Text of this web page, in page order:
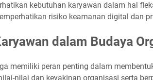
kebutuhan karyawan dalam hal
risiko keamanan digital dan
dalam Budaya
memiliki peran penting dalam
nilai dan keyakinan organisasi serta